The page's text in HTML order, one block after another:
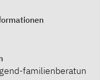
familienberatun